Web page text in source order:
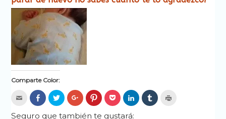
Comparte Color:
Hac
clic
para
enviar
Haz
clic
para
compartir
Haz
clic
para
compartir
Haz
clic
para
compartir
Haz
clic
para
compartir
Haz
clic
para
compartir
Haz
clic
para
Haz
clic
Seguro que también te gustará: